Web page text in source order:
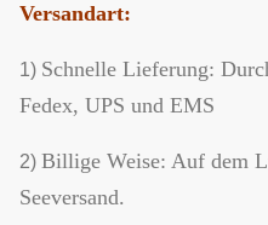
Versandart:
1) Schnelle Lieferung:
Fedex, UPS und EMS
2) Billige Weise: Auf dem
Seeversand.